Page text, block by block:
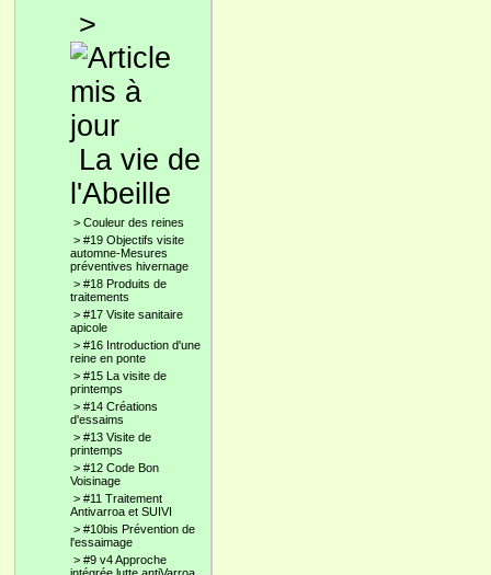
>
La vie de
l'Abeille
> Couleur des reines
> #19 Objectifs visite
automne-Mesures
préventives hivernage
> #18 Produits de
traitements
> #17 Visite sanitaire
apicole
> #16 Introduction d'une
reine en ponte
> #15 La visite de
printemps
> #14 Créations
d'essaims
> #13 Visite de
printemps
> #12 Code Bon
Voisinage
> #11 Traitement
Antivarroa et SUIVI
> #10bis Prévention de
l'essaimage
> #9 v4 Approche